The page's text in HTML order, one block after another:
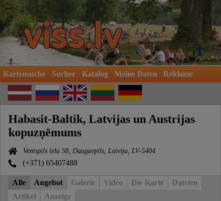
Kartensuche Sucher Katalog Meine Daten Reklame
Habasit-Baltik, Latvijas un Austrijas
kopuzņēmums
Ventspils iela 58, Daugavpils, Latvija, LV-5404
(+371) 65407488
Alle Angebot Galerie Video Die Karte
Dateien
Artikel
Anzeige